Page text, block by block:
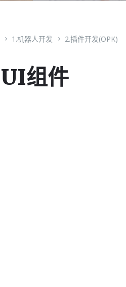
1.机器人开发 2.插件开发(OPK)
UI组件